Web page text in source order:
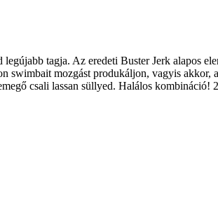
legújabb tagja. Az eredeti Buster Jerk alapos
swimbait mozgást produkáljon, vagyis
csali lassan süllyed. Halálos kombináció!